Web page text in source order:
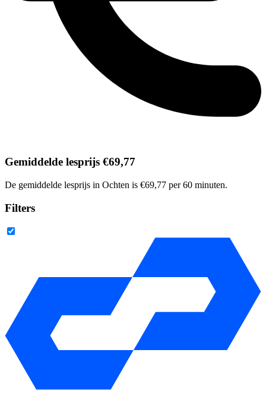
Gemiddelde lesprijs €69,77
De gemiddelde lesprijs in Ochten is €69,77 per 60 minuten.
Filters